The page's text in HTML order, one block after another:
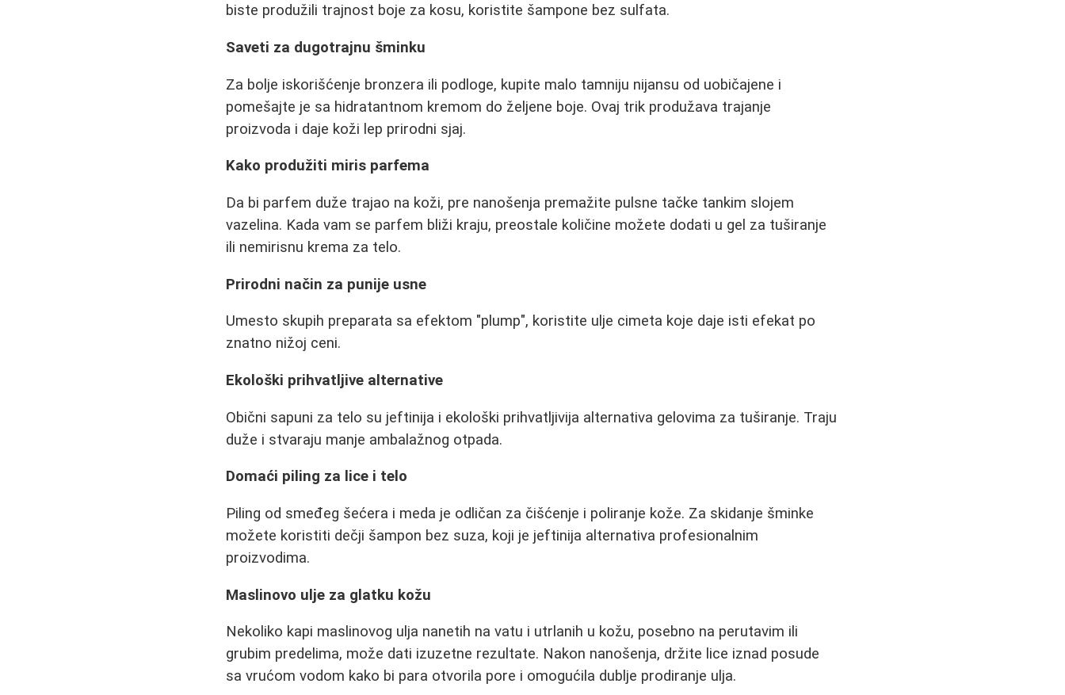
biste produžili trajnost boje za kosu, koristite šampone bez sulfata.
Saveti za dugotrajnu šminku
Za bolje iskorišćenje bronzera ili podloge, kupite malo tamniju nijansu od uobičajene i
pomešajte je sa hidratantnom kremom do željene boje. Ovaj trik produžava trajanje
proizvoda i daje koži lep prirodni sjaj.
Kako produžiti miris parfema
Da bi parfem duže trajao na koži, pre nanošenja premažite pulsne tačke tankim slojem
vazelina. Kada vam se parfem bliži kraju, preostale količine možete dodati u gel za tuširanje
ili nemirisnu krema za telo.
Prirodni način za punije usne
Umesto skupih preparata sa efektom "plump", koristite ulje cimeta koje daje isti efekat po
znatno nižoj ceni.
Ekološki prihvatljive alternative
Obični sapuni za telo su jeftinija i ekološki prihvatljivija alternativa gelovima za tuširanje. Traju
duže i stvaraju manje ambalažnog otpada.
Domaći piling za lice i telo
Piling od smeđeg šećera i meda je odličan za čišćenje i poliranje kože. Za skidanje šminke
možete koristiti dečji šampon bez suza, koji je jeftinija alternativa profesionalnim
proizvodima.
Maslinovo ulje za glatku kožu
Nekoliko kapi maslinovog ulja nanetih na vatu i utrlanih u kožu, posebno na perutavim ili
grubim predelima, može dati izuzetne rezultate. Nakon nanošenja, držite lice iznad posude
sa vrućom vodom kako bi para otvorila pore i omogućila dublje prodiranje ulja.